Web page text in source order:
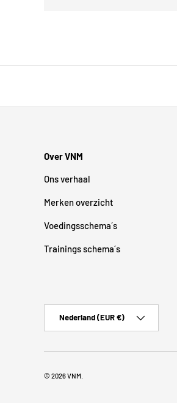
Over VNM
Ons verhaal
Merken overzicht
Voedingsschema´s
Trainings schema´s
Nederland (EUR €)
© 2026VNM